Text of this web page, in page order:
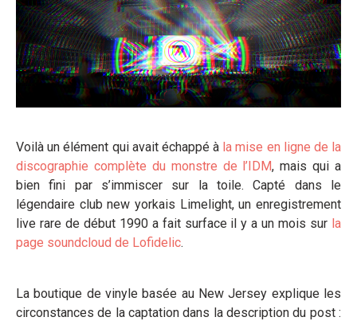
Voilà un élément qui avait échappé à la mise en ligne de la
discographie complète du monstre de l’IDM, mais qui a
bien fini par s’immiscer sur la toile. Capté dans le
légendaire club new yorkais Limelight, un enregistrement
live rare de début 1990 a fait surface il y a un mois sur la
page soundcloud de Lofidelic.
La boutique de vinyle basée au New Jersey explique les
circonstances de la captation dans la description du post :